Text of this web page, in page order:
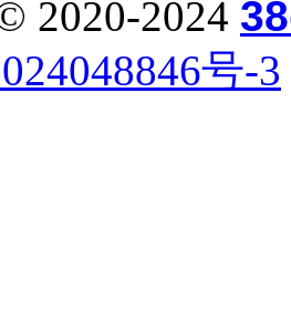
2020-2024
号-3